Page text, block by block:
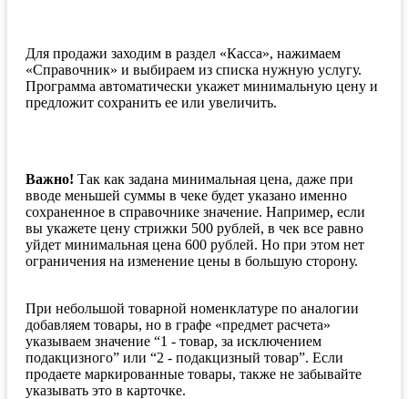
Для продажи заходим в раздел «Касса», нажимаем
«Справочник» и выбираем из списка нужную услугу.
Программа автоматически укажет минимальную цену и
предложит сохранить ее или увеличить.
Важно! Так как задана минимальная цена, даже при
вводе меньшей суммы в чеке будет указано именно
сохраненное в справочнике значение. Например, если
вы укажете цену стрижки 500 рублей, в чек все равно
уйдет минимальная цена 600 рублей. Но при этом нет
ограничения на изменение цены в большую сторону.
При небольшой товарной номенклатуре по аналогии
добавляем товары, но в графе «предмет расчета»
указываем значение “1 - товар, за исключением
подакцизного” или “2 - подакцизный товар”. Если
продаете маркированные товары, также не забывайте
указывать это в карточке.